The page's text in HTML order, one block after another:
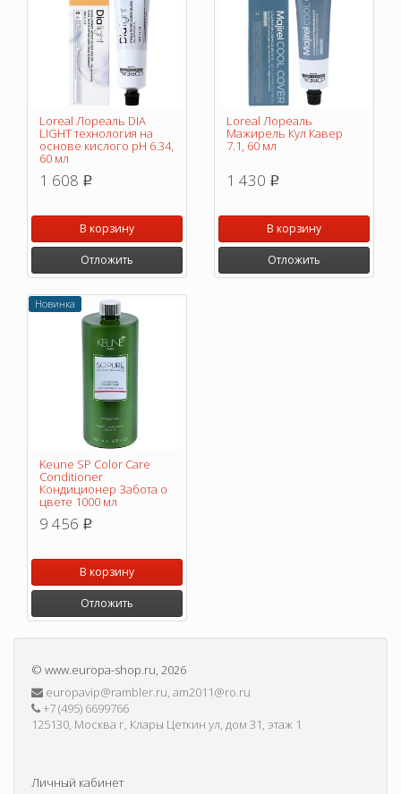
Loreal Лореаль DIA
LIGHT технология на
основе кислого pH 6.34,
60 мл
1 608 p
В корзину
Отложить
Loreal Лореаль
Мажирель Кул Кавер
7.1, 60 мл
1 430 p
В корзину
Отложить
Новинка
Keune SP Color Care
Conditioner
Кондиционер Забота о
цвете 1000 мл
9 456 p
В корзину
Отложить
© www.europa-shop.ru, 2026
europavip@rambler.ru, am2011@ro.ru
+7 (495) 6699766
125130, Москва г, Клары Цеткин ул, дом 31, этаж 1
Личный кабинет